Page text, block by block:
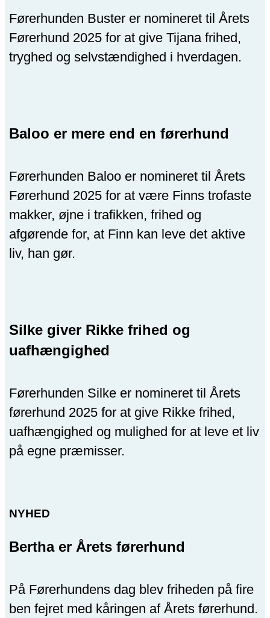
Førerhunden Buster er nomineret til Årets
Førerhund 2025 for at give Tijana frihed,
tryghed og selvstændighed i hverdagen.
Baloo er mere end en førerhund
Førerhunden Baloo er nomineret til Årets
Førerhund 2025 for at være Finns trofaste
makker, øjne i trafikken, frihed og
afgørende for, at Finn kan leve det aktive
liv, han gør.
Silke giver Rikke frihed og
uafhængighed
Førerhunden Silke er nomineret til Årets
førerhund 2025 for at give Rikke frihed,
uafhængighed og mulighed for at leve et liv
på egne præmisser.
NYHED
Bertha er Årets førerhund
På Førerhundens dag blev friheden på fire
ben fejret med kåringen af Årets førerhund.